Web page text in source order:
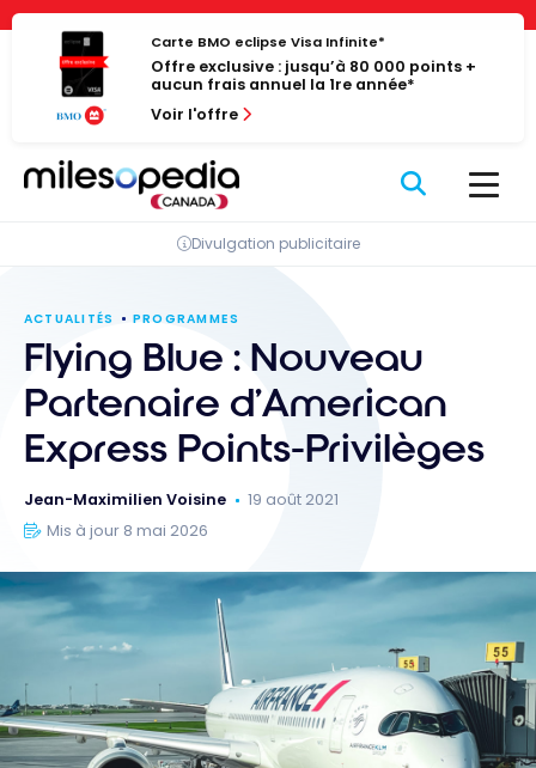
Panneau de gestion des cookies
Passer
contenu
Carte BMO eclipse Visa Infinite*
Offre exclusive : jusqu’à 80 000 points +
aucun frais annuel la 1re année*
Voir l'offre
Divulgation publicitaire
ACTUALITÉS PROGRAMMES
Flying Blue : Nouveau
Partenaire d’American
Express Points-Privilèges
Jean-Maximilien Voisine
19 août 2021
Mis à jour 8 mai 2026